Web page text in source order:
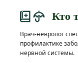
Кто
Врач-невролог
профилактике
нервной системы.